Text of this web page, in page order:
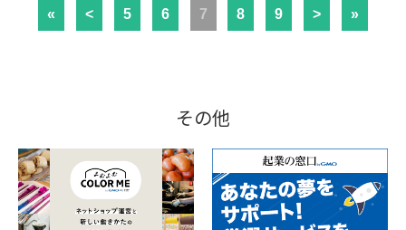
« < 5 6 7 8 9 > »
その他